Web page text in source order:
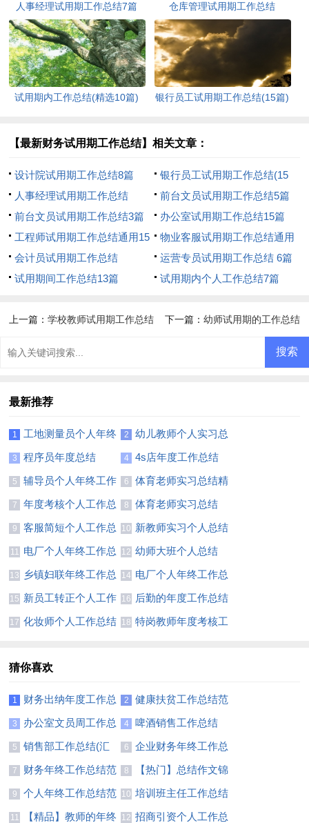
人事经理试用期工作总结7篇 仓库管理试用期工作总结
试用期内工作总结(精选10篇) 银行员工试用期工作总结(15篇)
【最新财务试用期工作总结】相关文章：
设计院试用期工作总结8篇
银行员工试用期工作总结(15
篇)
人事经理试用期工作总结
前台文员试用期工作总结5篇
前台文员试用期工作总结3篇
办公室试用期工作总结15篇
工程师试用期工作总结通用15
篇
物业客服试用期工作总结通用
15篇
会计员试用期工作总结
运营专员试用期工作总结 6篇
试用期间工作总结13篇
试用期内个人工作总结7篇
上一篇：学校教师试用期工作总结 下一篇： 幼师试用期的工作总结
最新推荐
1
工地测量员个人年终
工作总结2篇
2
幼儿教师个人实习总
结15篇
3 程序员年度总结 4
4s店年度工作总结
(15篇)
5
辅导员个人年终工作
总结
6
体育老师实习总结精
选15篇
7
年度考核个人工作总
结精选15篇
8
体育老师实习总结
(通用15篇)
9
客服简短个人工作总
结
10 新教师实习个人总结
11篇
11
电厂个人年终工作总
结11篇
12 幼师大班个人总结
13
乡镇妇联年终工作总
结
14 电厂个人年终工作总
结12篇
15 新员工转正个人工作
总结18篇
16 后勤的年度工作总结
17 化妆师个人工作总结 18 特岗教师年度考核工
猜你喜欢
1
财务出纳年度工作总
结11篇
2
健康扶贫工作总结范
文
3
办公室文员周工作总
结
4 啤酒销售工作总结
5
销售部工作总结(汇
编15篇)
6
企业财务年终工作总
结范文
7
财务年终工作总结范
文汇编六篇
8
【热门】总结作文锦
集四篇
9
个人年终工作总结范
文
10 培训班主任工作总结
集锦8篇
11 【精品】教师的年终 12 招商引资个人工作总